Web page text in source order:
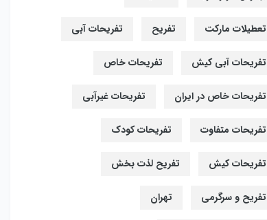
تعطیلات مارکت تفریح تفریحات آبی
تفریحات آبی کیش تفریحات خاص
تفریحات خاص در ایران تفریحات غیرآبی
تفریحات متفاوت تفریحات کودک
تفریحات کیش تفریح لذت بخش
تفریح و سرگرمی تهران